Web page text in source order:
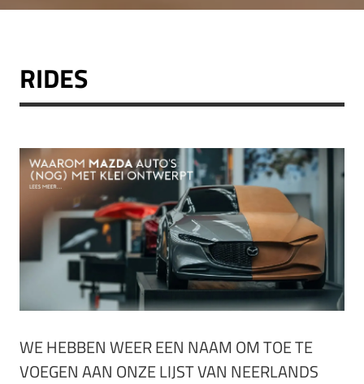
RIDES
WE HEBBEN WEER EEN NAAM OM TOE TE
VOEGEN AAN ONZE LIJST VAN NEERLANDS